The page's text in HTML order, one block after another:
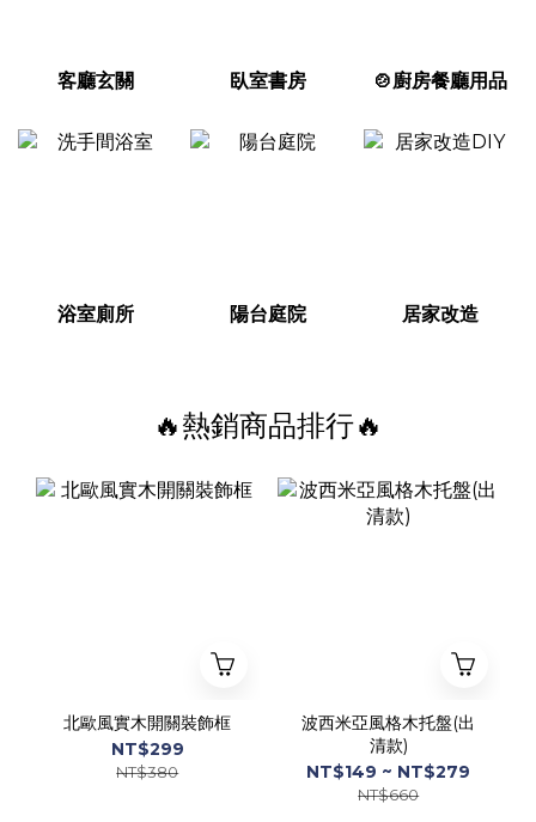
客廳玄關 臥室書房 🍲廚房餐廳用品
浴室廁所 陽台庭院 居家改造
🔥熱銷商品排行🔥
北歐風實木開關裝飾框
NT$299
NT$380
波西米亞風格木托盤(出
清款)
NT$149 ~ NT$279
NT$660